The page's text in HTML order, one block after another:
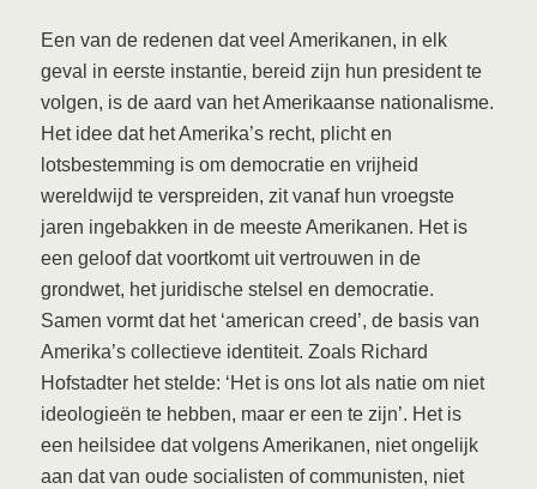
Een van de redenen dat veel Amerikanen, in elk
geval in eerste instantie, bereid zijn hun president te
volgen, is de aard van het Amerikaanse nationalisme.
Het idee dat het Amerika’s recht, plicht en
lotsbestemming is om democratie en vrijheid
wereldwijd te verspreiden, zit vanaf hun vroegste
jaren ingebakken in de meeste Amerikanen. Het is
een geloof dat voortkomt uit vertrouwen in de
grondwet, het juridische stelsel en democratie.
Samen vormt dat het ‘american creed’, de basis van
Amerika’s collectieve identiteit. Zoals Richard
Hofstadter het stelde: ‘Het is ons lot als natie om niet
ideologieën te hebben, maar er een te zijn’. Het is
een heilsidee dat volgens Amerikanen, niet ongelijk
aan dat van oude socialisten of communisten, niet